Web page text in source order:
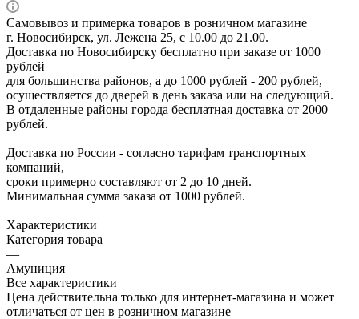
Самовывоз и примерка товаров в розничном магазине
г. Новосибирск, ул. Лежена 25, с 10.00 до 21.00.
Доставка по Новосибирску бесплатно при заказе от 1000
рублей
для большинства районов, а до 1000 рублей - 200 рублей,
осуществляется до дверей в день заказа или на следующий.
В отдаленные районы города бесплатная доставка от 2000
рублей.
Доставка по России - согласно тарифам транспортных
компаний,
сроки примерно составляют от 2 до 10 дней.
Минимальная сумма заказа от 1000 рублей.
Характеристики
Категория товара
—
Амуниция
Все характеристики
Цена действительна только для интернет-магазина и может
отличаться от цен в розничном магазине